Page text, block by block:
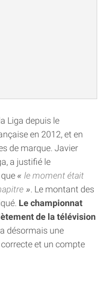
Liga depuis le
en 2012, et en
de marque. Javier
a justifié le
le moment était
. Le montant des
Le championnat
de la télévision
désormais une
et un compte